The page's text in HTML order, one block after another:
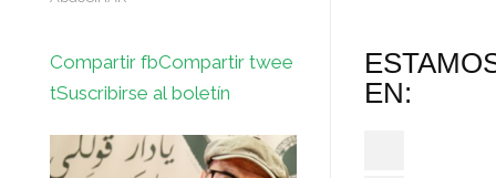
Compartir fbCompartir twee
tSuscribirse al boletín
EN: